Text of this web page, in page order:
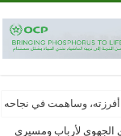
أفرزته، وساهمت في
الجهوي لأرباب ومسيري